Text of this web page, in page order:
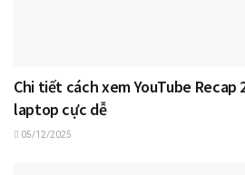
Chi tiết cách xem YouTube
laptop cực dễ
05/12/2025